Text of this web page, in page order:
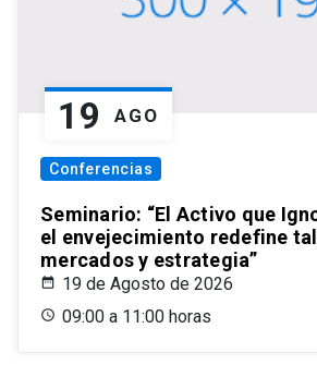
19 AGO
Conferencias
Seminario: “El Activo que
el envejecimiento redefine
mercados y estrategia”
19 de Agosto de 2026
09:00 a 11:00 horas